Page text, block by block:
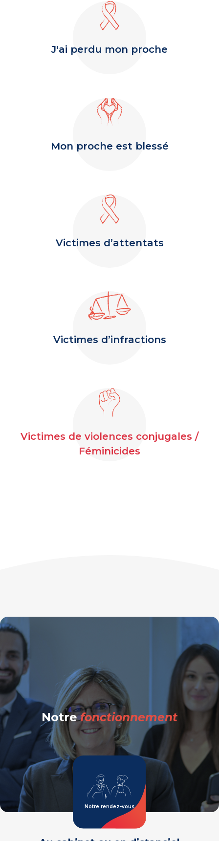
J'ai perdu mon proche
Mon proche est blessé
Victimes d’attentats
Victimes d’infractions
Victimes de violences conjugales /
Féminicides
Notrefonctionnement
Notre rendez-vous